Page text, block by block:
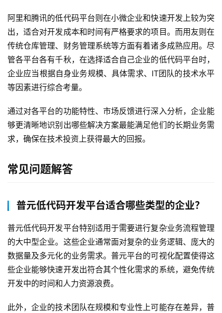
们
阿里和腾讯的低代码平台则在小微企业和快速开发上较为突
出，适合对开发成本和时间有严格要求的项目。而用友则在
传统仓库管理、财务管理系统等方面有着诸多成熟应用。尽
管各平台各有千秋，在选择适合自己企业的低代码平台时，
企业应当根据自身业务规模、具体需求、IT团队的技术水平
等因素进行综合考量。
通过对各平台的功能特性、市场反馈进行深入分析，企业能
够更清晰地识别出哪些解决方案最能满足他们的长期业务需
求，确保在技术投资上获得最大的回报。
常见问题解答
普元低代码开发平台适合哪些类型的企业？
普元低代码开发平台特别适用于需要进行复杂业务流程管理
的大中型企业。这些企业通常面对复杂的业务逻辑、庞大的
数据量及多元化的业务需求。普元平台的可视化配置使得这
些企业能够快速开发出符合其个性化需求的系统，避免传统
开发中的时间和人力资源浪费。
此外，企业的技术团队在规模和专业性上可能存在差异，普